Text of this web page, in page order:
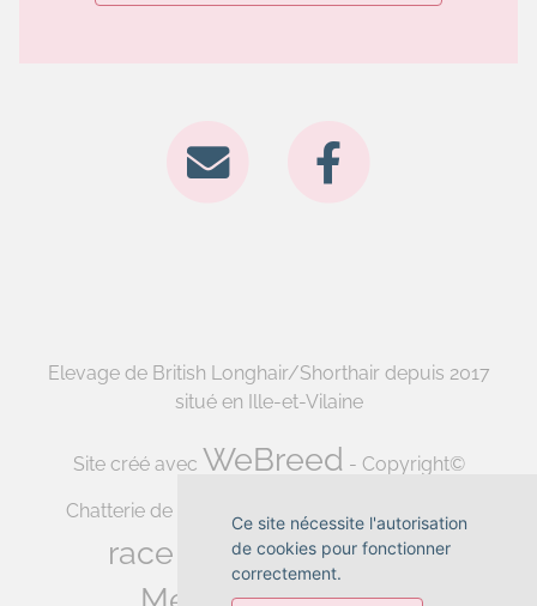
Elevage de British Longhair/Shorthair depuis 2017
situé en Ille-et-Vilaine
Site créé avec WeBreed - Copyright©
Chatterie de la forêt d'elwynn 2026 -
Fiche
race British Shorthair-
Ce site nécessite l'autorisation
de cookies pour fonctionner
correctement.